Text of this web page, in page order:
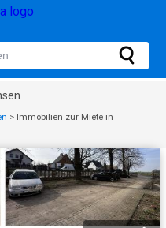
> Immobilien zur Miete in